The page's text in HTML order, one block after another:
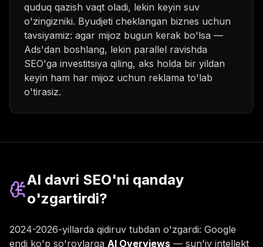
quduq qazish vaqt oladi, lekin keyin suv
o'zingizniki. Byudjeti cheklangan biznes uchun
tavsiyamiz: agar mijoz bugun kerak bo'lsa —
Ads'dan boshlang, lekin parallel ravishda
SEO'ga investitsiya qiling, aks holda bir yildan
keyin ham har mijoz uchun reklama to'lab
o'tirasiz.
AI davri SEO'ni qanday
o'zgartirdi?
2024-2026-yillarda qidiruv tubdan o'zgardi: Google
endi ko'p so'rovlarga AI Overviews — sun'iy intellekt